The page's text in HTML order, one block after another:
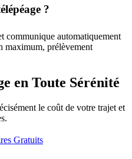
?
communique automatiquement
maximum, prélèvement
en Toute Sérénité
le coût de votre trajet et
Gratuits